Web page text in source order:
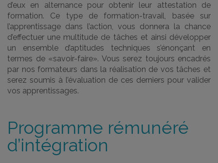
d’eux en alternance pour obtenir leur attestation de
formation. Ce type de formation-travail, basée sur
l’apprentissage dans l’action, vous donnera la chance
d’effectuer une multitude de tâches et ainsi développer
un ensemble d’aptitudes techniques s’énonçant en
termes de «savoir-faire». Vous serez toujours encadrés
par nos formateurs dans la réalisation de vos tâches et
serez soumis à l’évaluation de ces derniers pour valider
vos apprentissages.
Programme rémunéré
d’intégration